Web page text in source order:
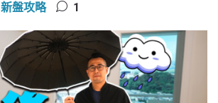
新盤攻略 1